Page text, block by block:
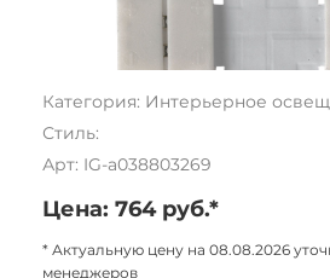
Категория: Интерьерное
Стиль:
Арт: IG-a038803269
Цена: 764 руб.*
* Актуальную цену на 08.08.2026
менеджеров